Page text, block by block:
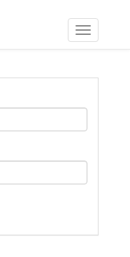
Toggle